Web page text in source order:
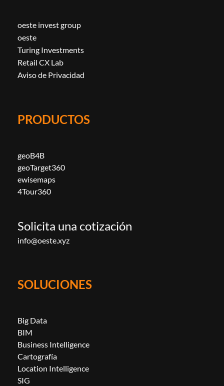
oeste invest group
oeste
Turing Investments
Retail CX Lab
Aviso de Privacidad
PRODUCTOS
geoB4B
geoTarget360
ewisemaps
4Tour360
Solicita una cotización
info@oeste.xyz
SOLUCIONES
Big Data
BIM
Business Intelligence
Cartografía
Location Intelligence
SIG